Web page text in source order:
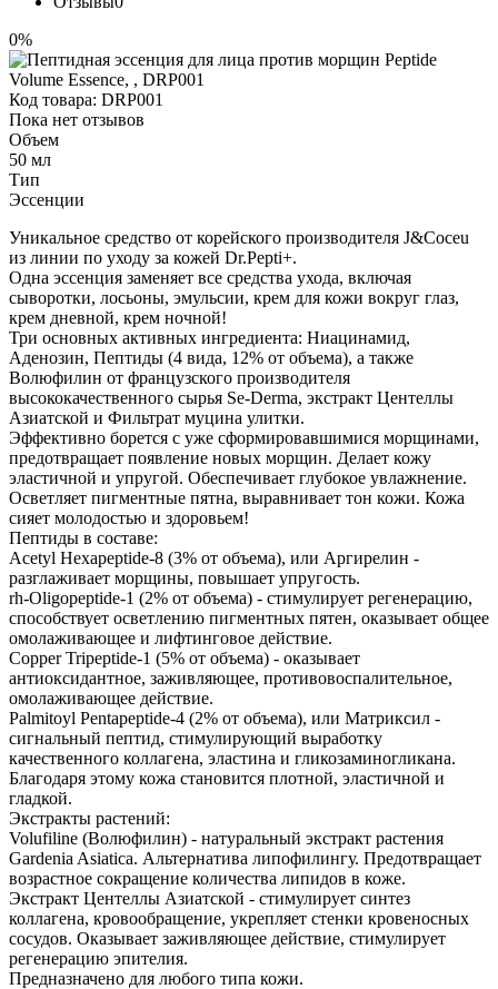
0%
Код товара: DRP001
Пока нет отзывов
Объем
50 мл
Тип
Эссенции
Уникальное средство от корейского производителя J&Coceu
из линии по уходу за кожей Dr.Pepti+.
Одна эссенция заменяет все средства ухода, включая
сыворотки, лосьоны, эмульсии, крем для кожи вокруг глаз,
крем дневной, крем ночной!
Три основных активных ингредиента: Ниацинамид,
Аденозин, Пептиды (4 вида, 12% от объема), а также
Волюфилин от французского производителя
высококачественного сырья Se-Derma, экстракт Центеллы
Азиатской и Фильтрат муцина улитки.
Эффективно борется с уже сформировавшимися морщинами,
предотвращает появление новых морщин. Делает кожу
эластичной и упругой. Обеспечивает глубокое увлажнение.
Осветляет пигментные пятна, выравнивает тон кожи. Кожа
сияет молодостью и здоровьем!
Пептиды в составе:
Acetyl Hexapeptide-8 (3% от объема), или Аргирелин -
разглаживает морщины, повышает упругость.
rh-Oligopeptide-1 (2% от объема) - стимулирует регенерацию,
способствует осветлению пигментных пятен, оказывает общее
омолаживающее и лифтинговое действие.
Copper Tripeptide-1 (5% от объема) - оказывает
антиоксидантное, заживляющее, противовоспалительное,
омолаживающее действие.
Palmitoyl Pentapeptide-4 (2% от объема), или Матриксил -
сигнальный пептид, стимулирующий выработку
качественного коллагена, эластина и гликозаминогликана.
Благодаря этому кожа становится плотной, эластичной и
гладкой.
Экстракты растений:
Volufiline (Волюфилин) - натуральный экстракт растения
Gardenia Asiatica. Альтернатива липофилингу. Предотвращает
возрастное сокращение количества липидов в коже.
Экстракт Центеллы Азиатской - стимулирует синтез
коллагена, кровообращение, укрепляет стенки кровеносных
сосудов. Оказывает заживляющее действие, стимулирует
регенерацию эпителия.
Предназначено для любого типа кожи.